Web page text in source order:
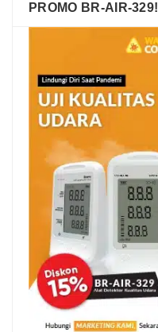
PROMO BR-AIR-329!